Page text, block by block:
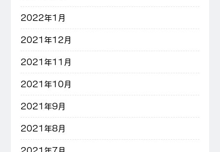
2022年1月
2021年12月
2021年11月
2021年10月
2021年9月
2021年8月